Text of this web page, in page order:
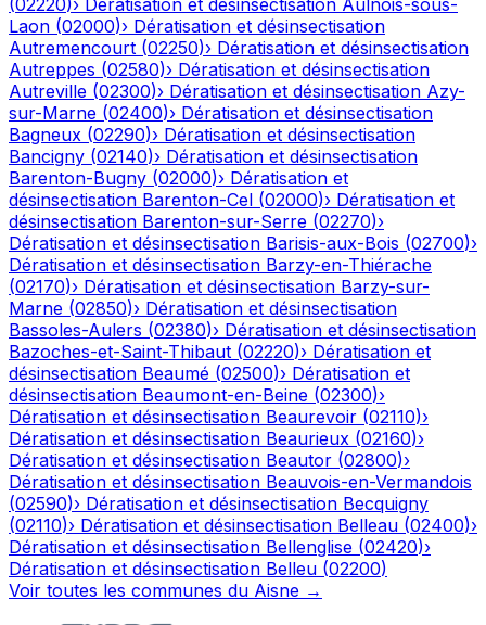
(02220)› Dératisation et désinsectisation Aulnois-sous-
Laon (02000)› Dératisation et désinsectisation
Autremencourt (02250)› Dératisation et désinsectisation
Autreppes (02580)› Dératisation et désinsectisation
Autreville (02300)› Dératisation et désinsectisation Azy-
sur-Marne (02400)› Dératisation et désinsectisation
Bagneux (02290)› Dératisation et désinsectisation
Bancigny (02140)› Dératisation et désinsectisation
Barenton-Bugny (02000)› Dératisation et
désinsectisation Barenton-Cel (02000)› Dératisation et
désinsectisation Barenton-sur-Serre (02270)›
Dératisation et désinsectisation Barisis-aux-Bois (02700)›
Dératisation et désinsectisation Barzy-en-Thiérache
(02170)› Dératisation et désinsectisation Barzy-sur-
Marne (02850)› Dératisation et désinsectisation
Bassoles-Aulers (02380)› Dératisation et désinsectisation
Bazoches-et-Saint-Thibaut (02220)› Dératisation et
désinsectisation Beaumé (02500)› Dératisation et
désinsectisation Beaumont-en-Beine (02300)›
Dératisation et désinsectisation Beaurevoir (02110)›
Dératisation et désinsectisation Beaurieux (02160)›
Dératisation et désinsectisation Beautor (02800)›
Dératisation et désinsectisation Beauvois-en-Vermandois
(02590)› Dératisation et désinsectisation Becquigny
(02110)› Dératisation et désinsectisation Belleau (02400)›
Dératisation et désinsectisation Bellenglise (02420)›
Dératisation et désinsectisation Belleu (02200)
Voir toutes les communes du Aisne →